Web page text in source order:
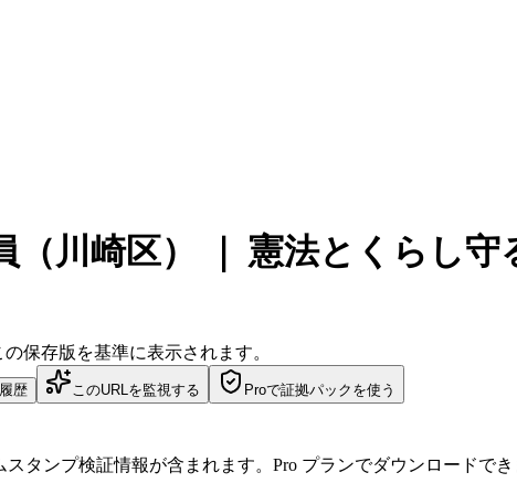
川崎区） ｜ 憲法とくらし守
保存版を基準に表示されます。
歴 このURLを監視する Proで証拠パックを使う
タンプ検証情報が含まれます。Pro プランでダウンロードでき